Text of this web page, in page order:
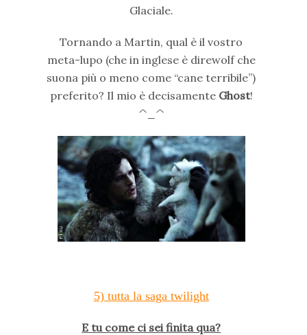
Glaciale.
Tornando a Martin, qual è il vostro
meta-lupo (che in inglese è direwolf che
suona più o meno come “cane terribile”)
preferito? Il mio è decisamente Ghost!
^_^
5) tutta la saga twilight
E tu come ci sei finita qua?